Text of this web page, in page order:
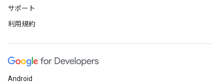
サポート
利用規約
Android